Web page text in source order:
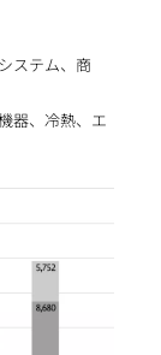
ステム、商
器、冷熱、エ